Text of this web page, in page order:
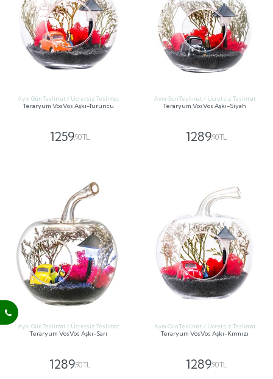
Aynı Gün Teslimat / Ücretsiz Teslimat
Teraryum VosVos Aşkı-Turuncu
1259,90 TL
Aynı Gün Teslimat / Ücretsiz Teslimat
Teraryum VosVos Aşkı-Siyah
1289,90 TL
Aynı Gün Teslimat / Ücretsiz Teslimat
Teraryum VosVos Aşkı-Sarı
1289,90 TL
Aynı Gün Teslimat / Ücretsiz Teslimat
Teraryum VosVos Aşkı-Kırmızı
1289,90 TL